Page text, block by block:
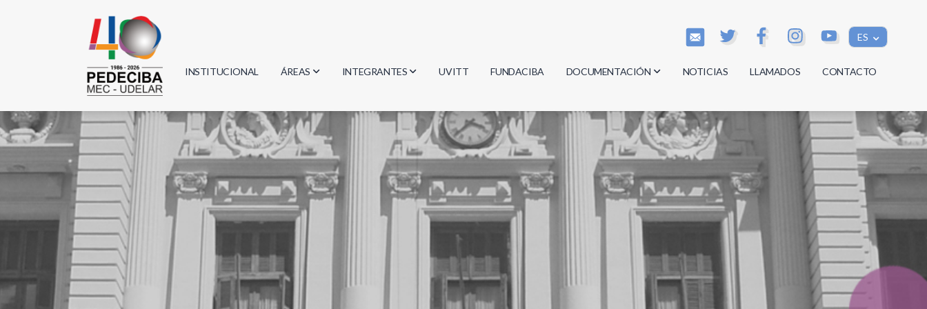
ES
INSTITUCIONAL ÁREAS
Biología
Física
Geociencias
Informática
Matemática
INTEGRANTES
Investigadores
Estudiantes
Egresados
UVITT FUNDACIBA DOCUMENTACIÓN
Actas
Reglamentos
Documentos
NOTICIAS LLAMADOS CONTACTO